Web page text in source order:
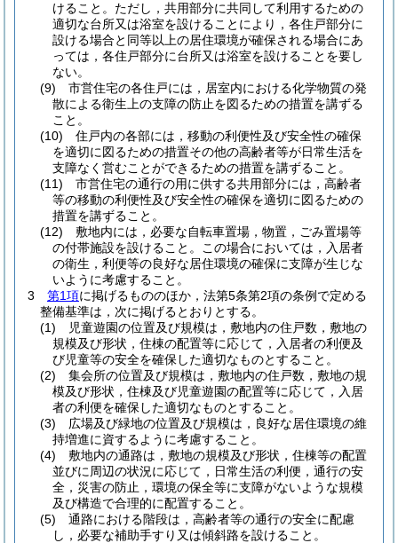
けること。 ただし，共用部分に共同して利用するための
適切な台所又は浴室を設けることにより，各住戸部分に
設ける場合と同等以上の居住環境が確保される場合にあ
っては，各住戸部分に台所又は浴室を設けることを要し
ない。
(9)
市営住宅の各住戸には，居室内における化学物質の発
散による衛生上の支障の防止を図るための措置を講ずる
こと。
(10)
住戸内の各部には，移動の利便性及び安全性の確保
を適切に図るための措置その他の高齢者等が日常生活を
支障なく営むことができるための措置を講ずること。
(11)
市営住宅の通行の用に供する共用部分には，高齢者
等の移動の利便性及び安全性の確保を適切に図るための
措置を講ずること。
(12)
敷地内には，必要な自転車置場，物置，ごみ置場等
の付帯施設を設けること。
この場合においては，入居者
の衛生，利便等の良好な居住環境の確保に支障が生じな
いように考慮すること。
3
第1項に掲げるもののほか，法第5条第2項の条例で定める
整備基準は，次に掲げるとおりとする。
(1)
児童遊園の位置及び規模は，敷地内の住戸数，敷地の
規模及び形状，住棟の配置等に応じて，入居者の利便及
び児童等の安全を確保した適切なものとすること。
(2)
集会所の位置及び規模は，敷地内の住戸数，敷地の規
模及び形状，住棟及び児童遊園の配置等に応じて，入居
者の利便を確保した適切なものとすること。
(3)
広場及び緑地の位置及び規模は，良好な居住環境の維
持増進に資するように考慮すること。
(4)
敷地内の通路は，敷地の規模及び形状，住棟等の配置
並びに周辺の状況に応じて，日常生活の利便，通行の安
全，災害の防止，環境の保全等に支障がないような規模
及び構造で合理的に配置すること。
(5)
通路における階段は，高齢者等の通行の安全に配慮
し，必要な補助手すり又は傾斜路を設けること。